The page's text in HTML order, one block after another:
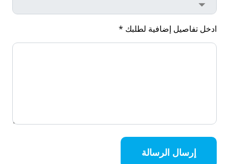
ادخل تفاصيل إضافية لطلبك *
إرسال الرسالة